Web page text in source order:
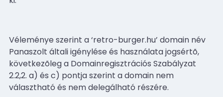
Véleménye szerint a ‘retro-burger.hu’ domain név
Panaszolt általiigénylése és használatajogsértõ,
következõleg a Domainregisztrációs Szabályzat
2.2,2. a) és c) pontja szerint a domain nem
választható és nem delegálható részére.